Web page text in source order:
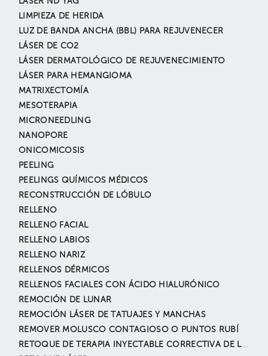
LIMPIEZA DE HERIDA
LUZ DE BANDA ANCHA (BBL) PARA REJUVENECER
LÁSER DE CO2
LÁSER DERMATOLÓGICO DE REJUVENECIMIENTO
LÁSER PARA HEMANGIOMA
MATRIXECTOMÍA
MESOTERAPIA
MICRONEEDLING
NANOPORE
ONICOMICOSIS
PEELING
PEELINGS QUÍMICOS MÉDICOS
RECONSTRUCCIÓN DE LÓBULO
RELLENO
RELLENO FACIAL
RELLENO LABIOS
RELLENO NARIZ
RELLENOS DÉRMICOS
RELLENOS FACIALES CON ÁCIDO HIALURÓNICO
REMOCIÓN DE LUNAR
REMOCIÓN LÁSER DE TATUAJES Y MANCHAS
REMOVER MOLUSCO CONTAGIOSO O PUNTOS RUBÍ
RETOQUE DE TERAPIA INYECTABLE CORRECTIVA DE LÍNEAS DE EXPRESIÓN